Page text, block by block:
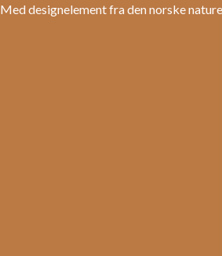
designelement fra den norske